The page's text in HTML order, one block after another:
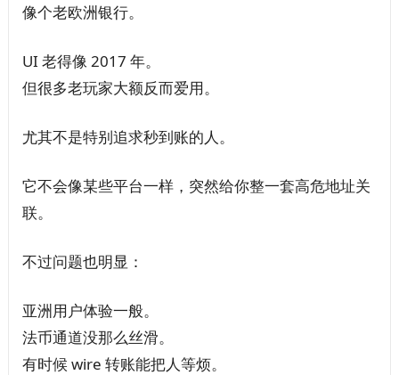
像个老欧洲银行。
UI 老得像 2017 年。
但很多老玩家大额反而爱用。
尤其不是特别追求秒到账的人。
它不会像某些平台一样，突然给你整一套高危地址关
联。
不过问题也明显：
亚洲用户体验一般。
法币通道没那么丝滑。
有时候 wire 转账能把人等烦。